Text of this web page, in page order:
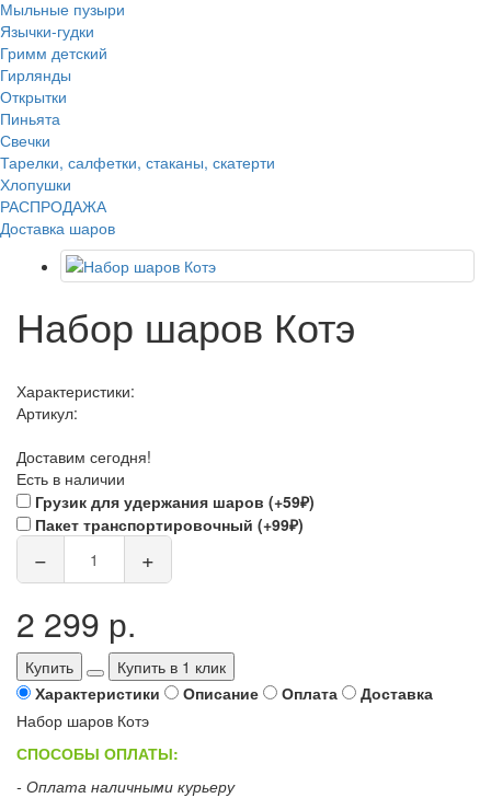
Мыльные пузыри
Язычки-гудки
Гримм детский
Гирлянды
Открытки
Пиньята
Свечки
Тарелки, салфетки, стаканы, скатерти
Хлопушки
РАСПРОДАЖА
Доставка шаров
Набор шаров Котэ
Характеристики:
Артикул:
Доставим сегодня!
Есть в наличии
Грузик для удержания шаров (+59₽)
Пакет транспортировочный (+99₽)
− +
2 299 р.
Купить
Купить в 1 клик
Характеристики
Описание Оплата
Доставка
Набор шаров Котэ
СПОСОБЫ ОПЛАТЫ:
- Оплата наличными курьеру